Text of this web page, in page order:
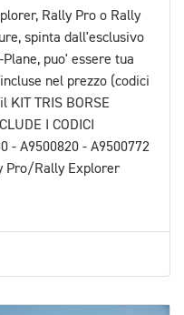
Rally Pro o Rally
spinta dall'esclusivo
puo' essere tua
nel prezzo (codici
KIT TRIS BORSE
I CODICI
- A9500820 - A9500772
Pro/Rally Explorer